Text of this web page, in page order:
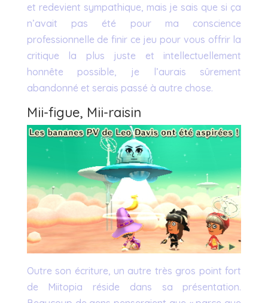
et redevient sympathique, mais je sais que si ça
n’avait pas été pour ma conscience
professionnelle de finir ce jeu pour vous offrir la
critique la plus juste et intellectuellement
honnête possible, je l’aurais sûrement
abandonné et serais passé à autre chose.
Mii-figue, Mii-raisin
Outre son écriture, un autre très gros point fort
de Miitopia réside dans sa présentation.